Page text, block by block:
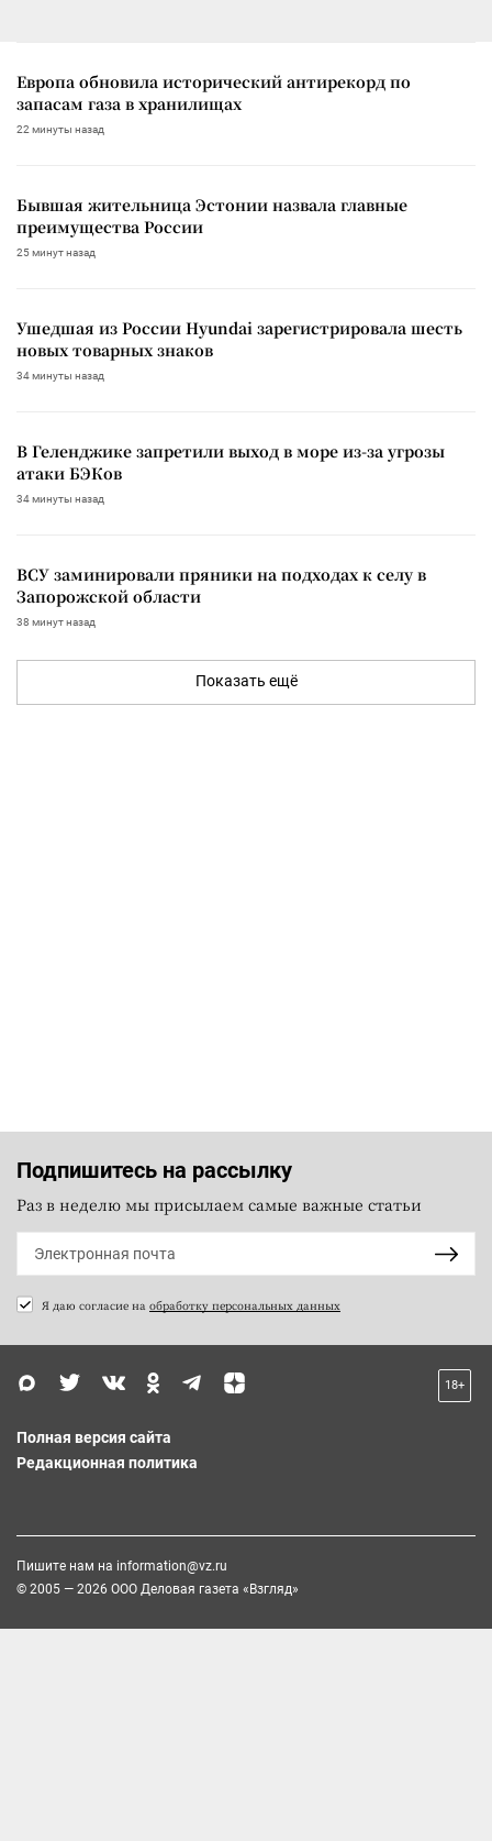
Европа обновила исторический антирекорд по
запасам газа в хранилищах
22 минуты назад
Бывшая жительница Эстонии назвала главные
преимущества России
25 минут назад
Ушедшая из России Hyundai зарегистрировала шесть
новых товарных знаков
34 минуты назад
В Геленджике запретили выход в море из-за угрозы
атаки БЭКов
34 минуты назад
ВСУ заминировали пряники на подходах к селу в
Запорожской области
38 минут назад
Показать ещё
Подпишитесь на рассылку
Раз в неделю мы присылаем самые важные статьи
Я даю согласие на обработку персональных данных
18+
Полная версия сайта
Редакционная политика
Пишите нам на information@vz.ru
© 2005 — 2026 ООО Деловая газета «Взгляд»